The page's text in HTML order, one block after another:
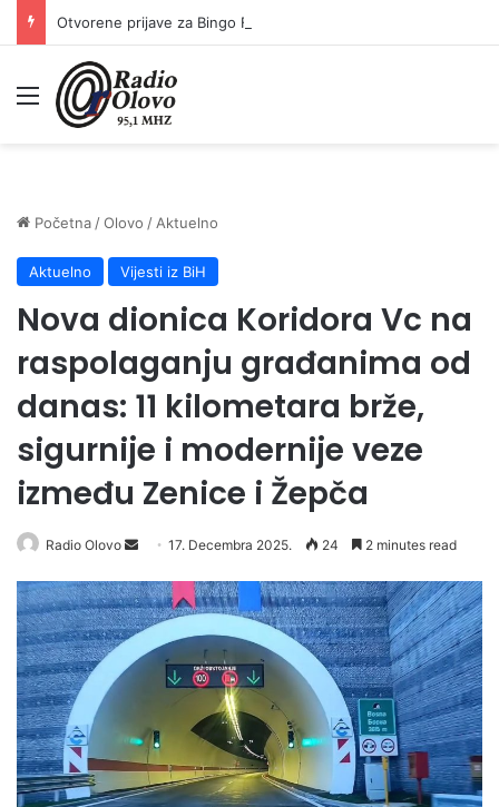
Meni
Početna /Olovo / Aktuelno
Aktuelno Vijesti iz BiH
Nova dionica Koridora Vc na
raspolaganju građanima od
danas: 11 kilometara brže,
sigurnije i modernije veze
između Zenice i Žepča
Radio Olovo
n
d
a
a
i
17. Decembra 2025. 24 2 minutes read